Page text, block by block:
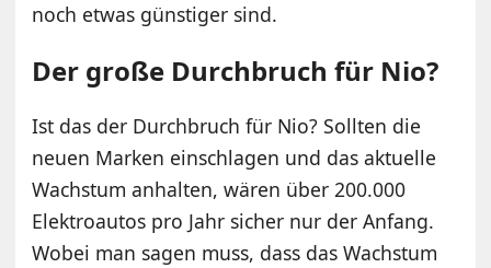
noch etwas günstiger sind.
Der große Durchbruch für Nio?
Ist das der Durchbruch für Nio? Sollten die
neuen Marken einschlagen und das aktuelle
Wachstum anhalten, wären über 200.000
Elektroautos pro Jahr sicher nur der Anfang.
Wobei man sagen muss, dass das Wachstum